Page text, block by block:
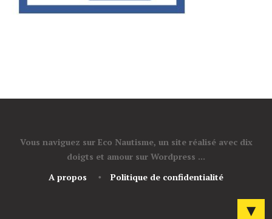
Vous naviguez sur Eco Nautisme, un site réalisé avec dix
doigts et amour sur Wordpress ...
A propos
Politique de confidentialité
▼